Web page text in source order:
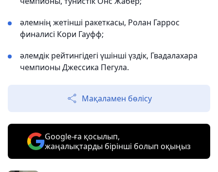
әлемнің жетінші ракеткасы, Ролан Гаррос
финалисі Кори Гауфф;
әлемдік рейтингідегі үшінші үздік, Гвадалахара
чемпионы Джессика Пегула.
Мақаламен бөлісу
Google-ға қосылып,
жаңалықтарды бірінші болып оқыңыз